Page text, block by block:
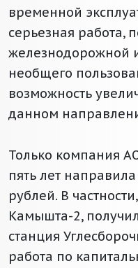
временной
серьезная работа,
железнодорожной
необщего
возможность
данном
Только компания
пять лет
рублей. В
Камышта-2,
станция
работа по